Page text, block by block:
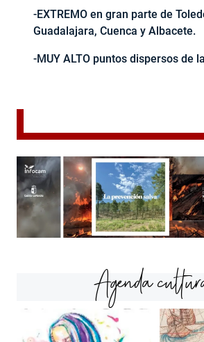
-EXTREMO en gran parte de
Guadalajara, Cuenca y Albacete.
-MUY ALTO puntos dispersos de
Agenda